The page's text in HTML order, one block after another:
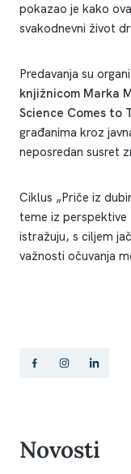
pokazao je kako
svakodnevni život
Predavanja su
knjižnicom Marka
Science Comes to
građanima kroz
neposredan susret
Ciklus „Priče iz
teme iz perspektive
istražuju, s ciljem
važnosti očuvanja
Novosti